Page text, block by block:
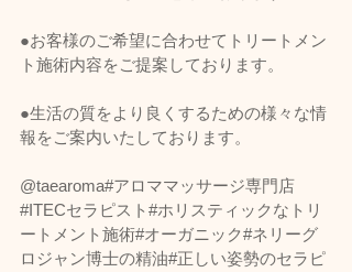
●お客様のご希望に合わせてトリートメン
ト施術内容をご提案しております。
●生活の質をより良くするための様々な情
報をご案内いたしております。
@taearoma#アロママッサージ専門店
#ITECセラピスト#ホリスティックなトリ
ートメント施術#オーガニック#ネリーグ
ロジャン博士の精油#正しい姿勢のセラピ